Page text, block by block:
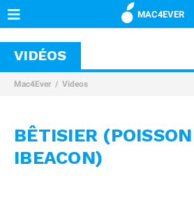
MAC4EVER
VIDÉOS
Mac4Ever Videos
BÊTISIER
IBEACON)